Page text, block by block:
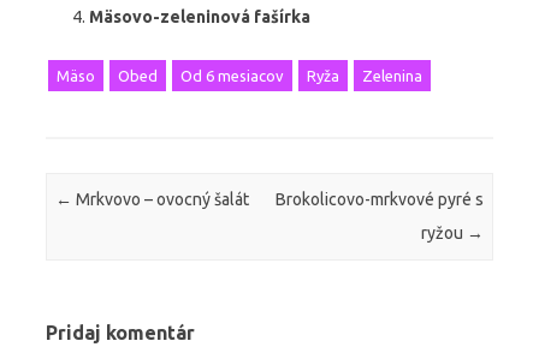
Mäsovo-zeleninová fašírka
Mäso Obed Od 6 mesiacov Ryža Zelenina
Post navigation
← Mrkvovo – ovocný šalát
Brokolicovo-mrkvové pyré s
ryžou →
Pridaj komentár